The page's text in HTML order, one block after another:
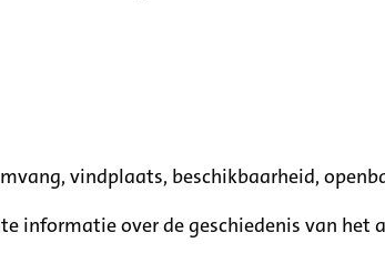
vindplaats, beschikbaarheid,
informatie over de geschiedenis van het